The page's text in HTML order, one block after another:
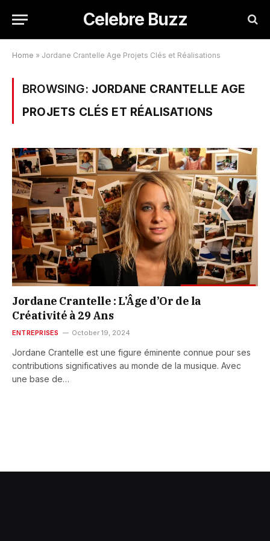
Celebre Buzz
Home » Jordane Crantelle Age Projets Clés et Réalisations
BROWSING: JORDANE CRANTELLE AGE
PROJETS CLÉS ET RÉALISATIONS
Jordane Crantelle : L’Âge d’Or de la
Créativité à 29 Ans
ENTREPRISES October 19, 2024
Jordane Crantelle est une figure éminente connue pour ses
contributions significatives au monde de la musique. Avec
une base de…